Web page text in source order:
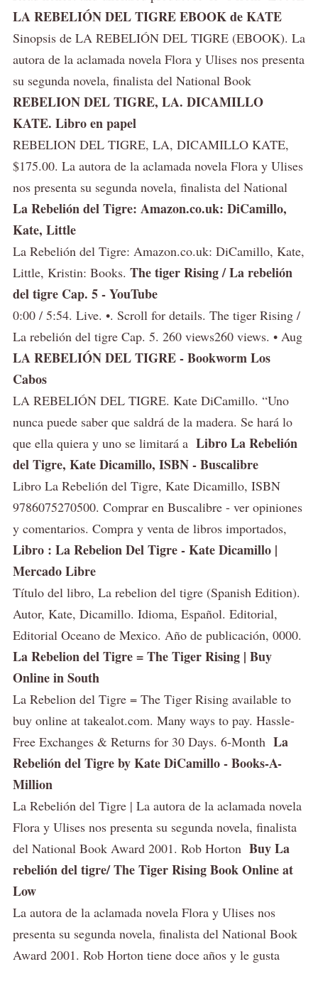
LA REBELIÓN DEL TIGRE EBOOK de KATE
Sinopsis de LA REBELIÓN DEL TIGRE (EBOOK). La
autora de la aclamada novela Flora y Ulises nos presenta
su segunda novela, finalista del National Book
REBELION DEL TIGRE, LA. DICAMILLO
KATE. Libro en papel
REBELION DEL TIGRE, LA, DICAMILLO KATE,
$175.00. La autora de la aclamada novela Flora y Ulises
nos presenta su segunda novela, finalista del National
La Rebelión del Tigre: Amazon.co.uk: DiCamillo,
Kate, Little
La Rebelión del Tigre: Amazon.co.uk: DiCamillo, Kate,
Little, Kristin: Books. The tiger Rising / La rebelión
del tigre Cap. 5 - YouTube
0:00 / 5:54. Live. •. Scroll for details. The tiger Rising /
La rebelión del tigre Cap. 5. 260 views260 views. • Aug
LA REBELIÓN DEL TIGRE - Bookworm Los
Cabos
LA REBELIÓN DEL TIGRE. Kate DiCamillo. “Uno
nunca puede saber que saldrá de la madera. Se hará lo
que ella quiera y uno se limitará a Libro La Rebelión
del Tigre, Kate Dicamillo, ISBN - Buscalibre
Libro La Rebelión del Tigre, Kate Dicamillo, ISBN
9786075270500. Comprar en Buscalibre - ver opiniones
y comentarios. Compra y venta de libros importados,
Libro : La Rebelion Del Tigre - Kate Dicamillo |
Mercado Libre
Título del libro, La rebelion del tigre (Spanish Edition).
Autor, Kate, Dicamillo. Idioma, Español. Editorial,
Editorial Oceano de Mexico. Año de publicación, 0000.
La Rebelion del Tigre = The Tiger Rising | Buy
Online in South
La Rebelion del Tigre = The Tiger Rising available to
buy online at takealot.com. Many ways to pay. Hassle-
Free Exchanges & Returns for 30 Days. 6-Month La
Rebelión del Tigre by Kate DiCamillo - Books-A-
Million
La Rebelión del Tigre | La autora de la aclamada novela
Flora y Ulises nos presenta su segunda novela, finalista
del National Book Award 2001. Rob Horton Buy La
rebelión del tigre/ The Tiger Rising Book Online at
Low
La autora de la aclamada novela Flora y Ulises nos
presenta su segunda novela, finalista del National Book
Award 2001. Rob Horton tiene doce años y le gusta